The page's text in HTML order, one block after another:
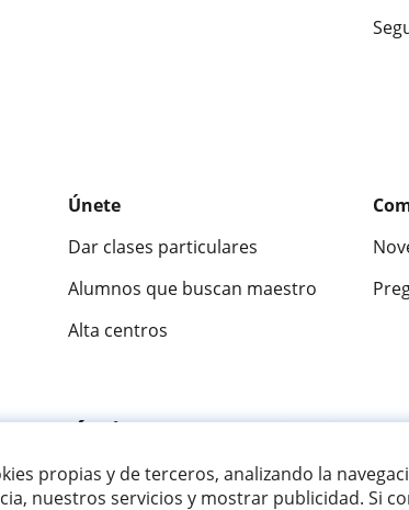
propias y de terceros, analizando la
nuestros servicios y mostrar publicidad. Si
Únete
Dar clases particulares
Alumnos que buscan maestro
Alta centros
Fantástica 9,5/10 ★★★★★